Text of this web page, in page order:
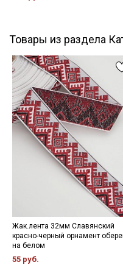
Товары из раздела
Жак.лента 32мм Славянский
красно-черный орнамент
на белом
55 руб.